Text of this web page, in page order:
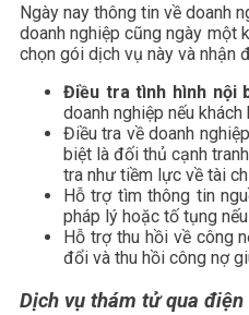
Ngày nay thông tin về doanh
doanh nghiệp cũng ngày một
chọn gói dịch vụ này và nhận
Điều tra tình hình nội
doanh nghiệp nếu khách
Điều tra về doanh
biệt là đối thủ cạnh
tra như tiềm lực về tài
Hỗ trợ tìm thông tin
pháp lý hoặc tố tụng
Hỗ trợ thu hồi về công
đổi và thu hồi công nợ
Dịch vụ thám tử qua